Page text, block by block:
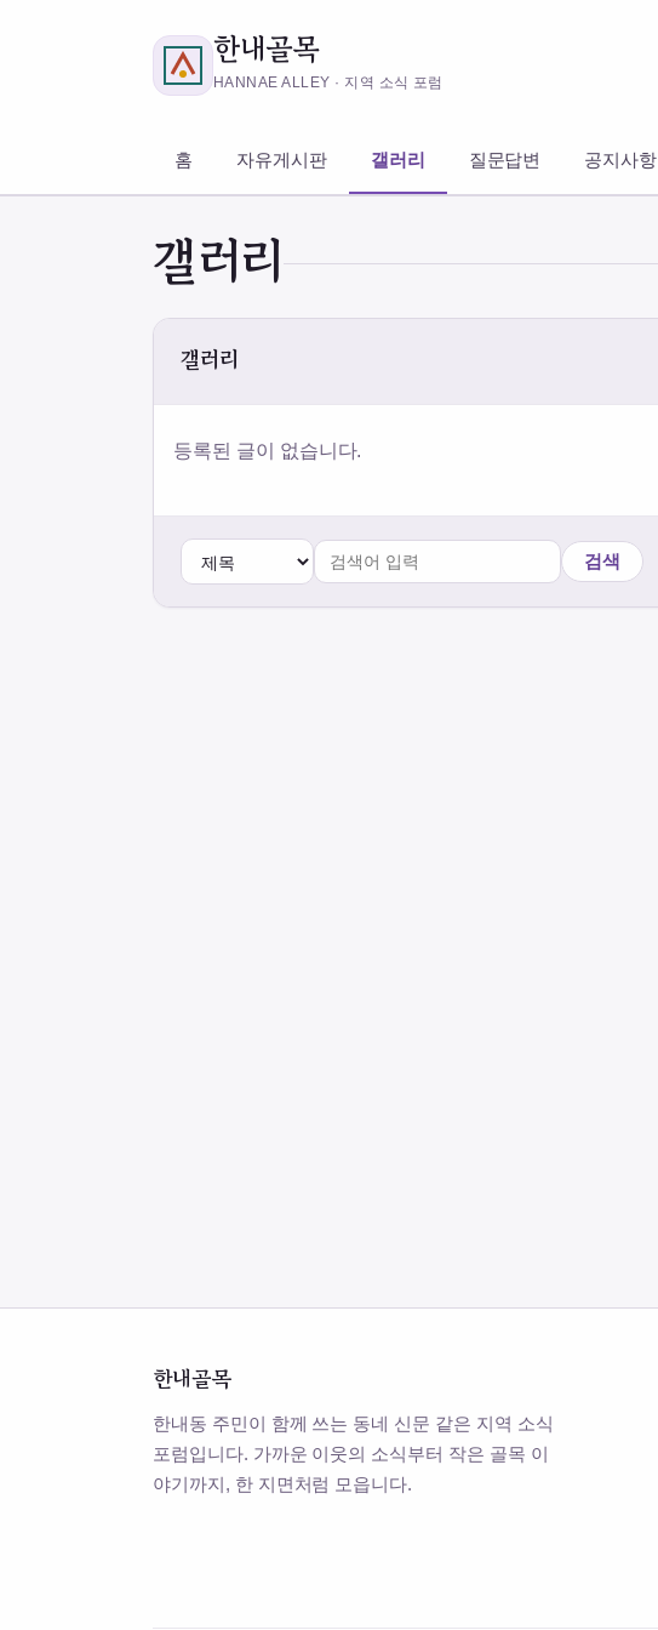
한내골목
HANNAE ALLEY · 지역 소식 포럼
홈 자유게시판 갤러리 질문답변 공지사항
갤러리
갤러리
등록된 글이 없습니다.
검색
한내골목
한내동 주민이 함께 쓰는 동네 신문 같은 지역 소식
포럼입니다. 가까운 이웃의 소식부터 작은 골목 이
야기까지, 한 지면처럼 모읍니다.